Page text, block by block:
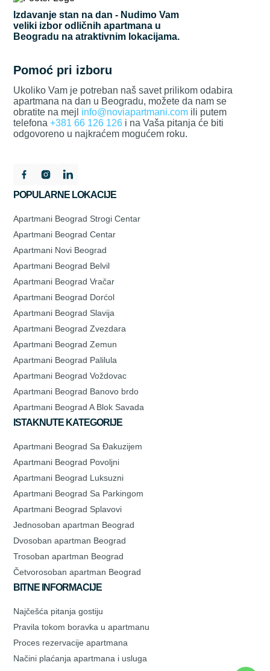
Izdavanje stan na dan - Nudimo Vam
veliki izbor odličnih apartmana u
Beogradu na atraktivnim lokacijama.
Pomoć pri izboru
Ukoliko Vam je potreban naš savet prilikom odabira
apartmana na dan u Beogradu, možete da nam se
obratite na mejl info@noviapartmani.com ili putem
telefona+381 66 126 126 i na Vaša pitanja će biti
odgovoreno u najkraćem mogućem roku.
POPULARNE LOKACIJE
Apartmani Beograd Strogi Centar
Apartmani Beograd Centar
Apartmani Novi Beograd
Apartmani Beograd Belvil
Apartmani Beograd Vračar
Apartmani Beograd Dorćol
Apartmani Beograd Slavija
Apartmani Beograd Zvezdara
Apartmani Beograd Zemun
Apartmani Beograd Palilula
Apartmani Beograd Voždovac
Apartmani Beograd Banovo brdo
Apartmani Beograd A Blok Savada
ISTAKNUTE KATEGORIJE
Apartmani Beograd Sa Đakuzijem
Apartmani Beograd Povoljni
Apartmani Beograd Luksuzni
Apartmani Beograd Sa Parkingom
Apartmani Beograd Splavovi
Jednosoban apartman Beograd
Dvosoban apartman Beograd
Trosoban apartman Beograd
Četvorosoban apartman Beograd
BITNE INFORMACIJE
Najčešća pitanja gostiju
Pravila tokom boravka u apartmanu
Proces rezervacije apartmana
Načini plaćanja apartmana i usluga